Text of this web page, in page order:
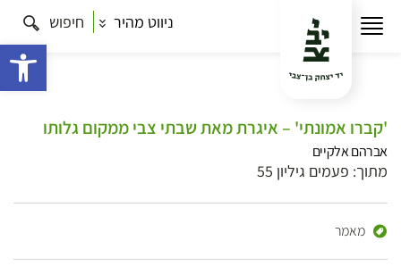
ניווט מהיר חיפוש
'קברו אמונתי' – איגרת מאת שבתי צבי ממקום גלותו
אברהם אלקיים
מתוך: פעמים גיליון 55
מאמר